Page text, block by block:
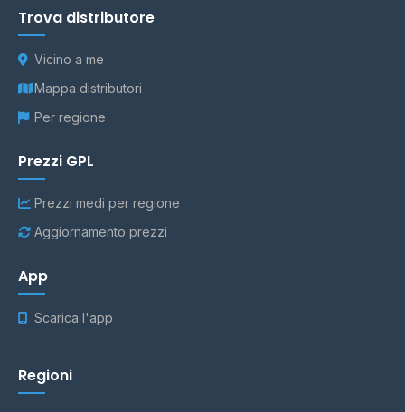
Trova distributore
Vicino a me
Mappa distributori
Per regione
Prezzi GPL
Prezzi medi per regione
Aggiornamento prezzi
App
Scarica l'app
Regioni